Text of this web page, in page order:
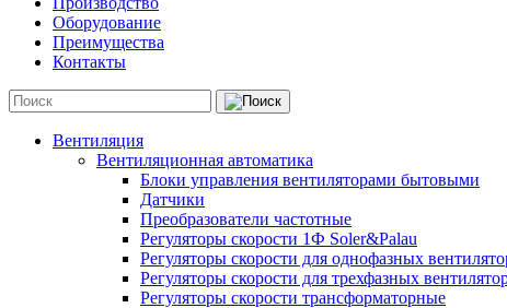
Оборудование
Преимущества
Контакты
Вентиляция
Вентиляционная автоматика
Блоки управления вентиляторами бытовыми
Датчики
Преобразователи частотные
Регуляторы скорости 1Ф Soler&Palau
Регуляторы скорости для однофазных
Регуляторы скорости для трехфазных
Регуляторы скорости трансформаторные